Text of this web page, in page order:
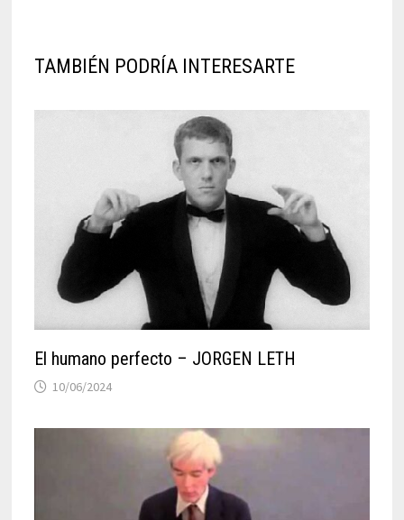
TAMBIÉN PODRÍA INTERESARTE
El humano perfecto – JORGEN LETH
10/06/2024